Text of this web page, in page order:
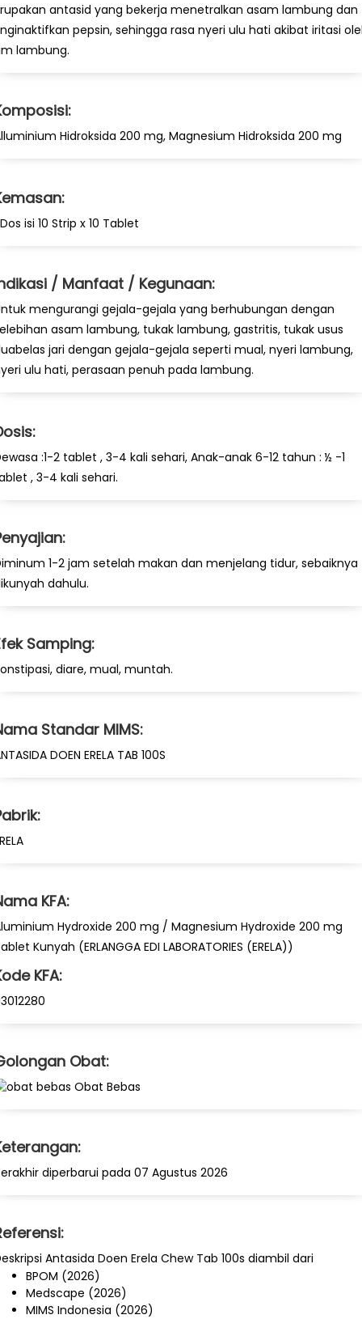
antasid yang bekerja menetralkan asam lambung dan
pepsin, sehingga rasa nyeri ulu hati akibat iritasi
lambung.
Hidroksida 200 mg, Magnesium Hidroksida 200 mg
Dos isi 10 Strip x 10 Tablet
/ Manfaat / Kegunaan:
mengurangi gejala-gejala yang berhubungan dengan
asam lambung, tukak lambung, gastritis, tukak usus
jari dengan gejala-gejala seperti mual, nyeri lambung,
ulu hati, perasaan penuh pada lambung.
:1-2 tablet , 3-4 kali sehari, Anak-anak 6-12 tahun : ½ -1
, 3-4 kali sehari.
1-2 jam setelah makan dan menjelang tidur, sebaiknya
dahulu.
Samping:
diare, mual, muntah.
Standar MIMS:
DOEN ERELA TAB 100S
KFA:
Hydroxide 200 mg / Magnesium Hydroxide 200 mg
Kunyah (ERLANGGA EDI LABORATORIES (ERELA))
KFA:
Obat:
Obat Bebas
diperbarui pada 07 Agustus 2026
Antasida Doen Erela Chew Tab 100s diambil dari
BPOM (2026)
Medscape (2026)
MIMS Indonesia (2026)